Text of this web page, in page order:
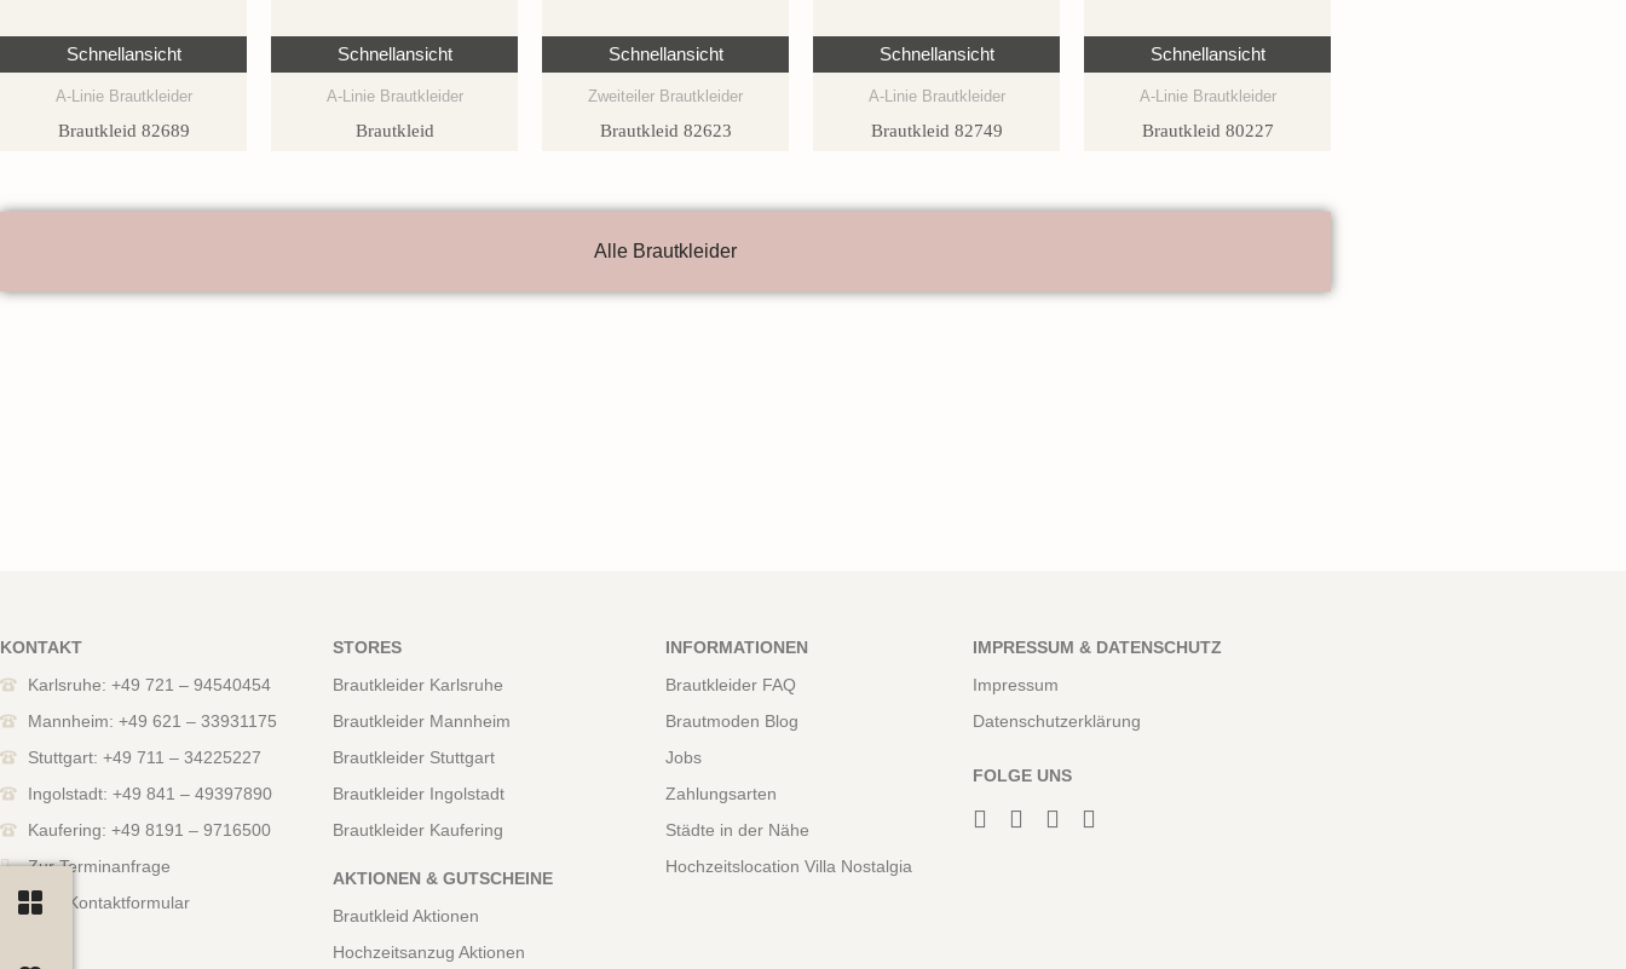
Schnellansicht
A-Linie Brautkleider
Brautkleid 82689
Schnellansicht
A-Linie Brautkleider
Brautkleid
Schnellansicht
Zweiteiler Brautkleider
Brautkleid 82623
Schnellansicht
A-Linie Brautkleider
Brautkleid 82749
Schnellansicht
A-Linie Brautkleider
Brautkleid 80227
Alle Brautkleider
KONTAKT
Karlsruhe: +49 721 – 94540454
Mannheim: +49 621 – 33931175
Stuttgart: +49 711 – 34225227
Ingolstadt: +49 841 – 49397890
Kaufering: +49 8191 – 9716500
Zur Terminanfrage
Zum Kontaktformular
STORES
Brautkleider Karlsruhe
Brautkleider Mannheim
Brautkleider Stuttgart
Brautkleider Ingolstadt
Brautkleider Kaufering
AKTIONEN & GUTSCHEINE
Brautkleid Aktionen
Hochzeitsanzug Aktionen
INFORMATIONEN
Brautkleider FAQ
Brautmoden Blog
Jobs
Zahlungsarten
Städte in der Nähe
Hochzeitslocation Villa Nostalgia
IMPRESSUM & DATENSCHUTZ
Impressum
Datenschutzerklärung
FOLGE UNS